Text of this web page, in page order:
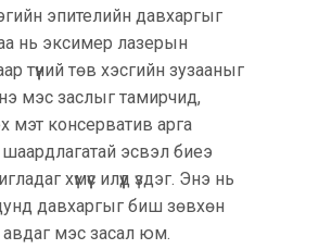
эпителийн давхаргыг
нь эксимер лазерын
түүний төв хэсгийн зузааныг
мэс заслыг тамирчид,
мэт консерватив арга
эсвэл биеэ
хүмүүс илүүд үздэг. Энэ нь
давхаргыг биш зөвхөн
авдаг мэс засал юм.